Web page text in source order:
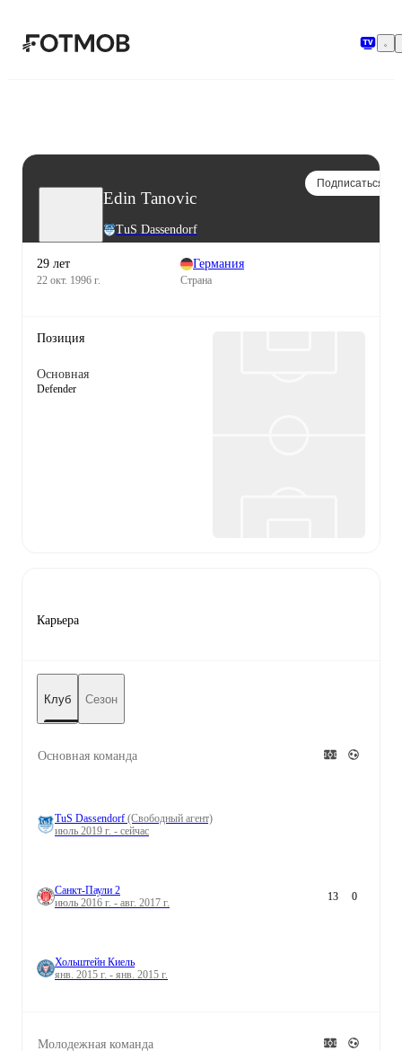
Edin Tanovic
TuS Dassendorf
Подписаться
29 лет
22 окт. 1996 г.
Германия
Страна
Позиция
Основная
Defender
Карьера
Клуб Сезон
Основная команда
TuS Dassendorf (Свободный агент)
июль 2019 г. - сейчас
Санкт-Паули 2
июль 2016 г. - авг. 2017 г.
13 0
Хольштейн Киель
янв. 2015 г. - янв. 2015 г.
Молодежная команда